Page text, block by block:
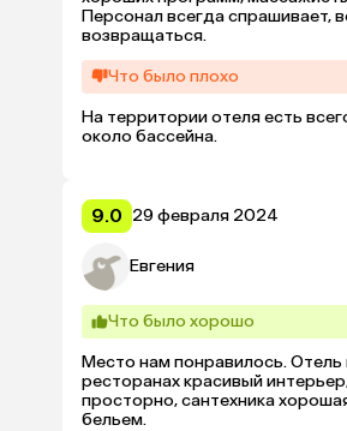
Персонал всегда спрашивает,
возвращаться.
Что было плохо
На территории отеля есть
около бассейна.
9.0 29 февраля 2024
Евгения
Что было хорошо
Место нам понравилось. Отель
ресторанах красивый
просторно, сантехника
бельем.